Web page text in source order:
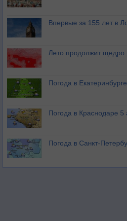
Впервые за 155 лет в
Лето продолжит щедро
Погода в
Погода в Краснодаре 5
Погода в Санкт-